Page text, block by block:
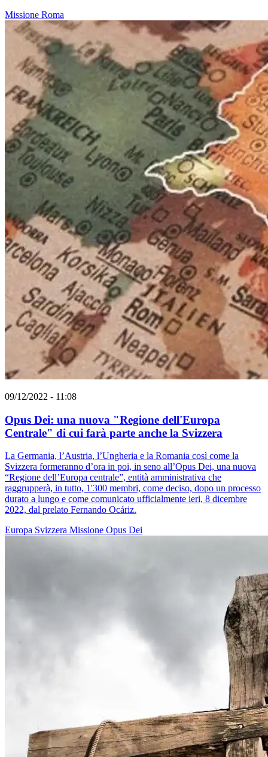
Missione Roma
09/12/2022 - 11:08
Opus Dei: una nuova "Regione dell'Europa
Centrale" di cui farà parte anche la Svizzera
La Germania, l’Austria, l’Ungheria e la Romania così come la
Svizzera formeranno d’ora in poi, in seno all’Opus Dei, una nuova
“Regione dell’Europa centrale”, entità amministrativa che
raggrupperà, in tutto, 1'300 membri, come deciso, dopo un processo
durato a lungo e come comunicato ufficialmente ieri, 8 dicembre
2022, dal prelato Fernando Ocáriz.
Europa Svizzera Missione Opus Dei